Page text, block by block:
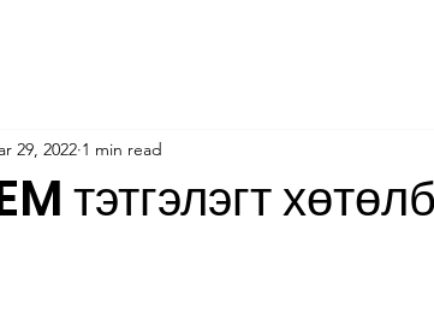
тэтгэлэгт
29, 2022 1 min read